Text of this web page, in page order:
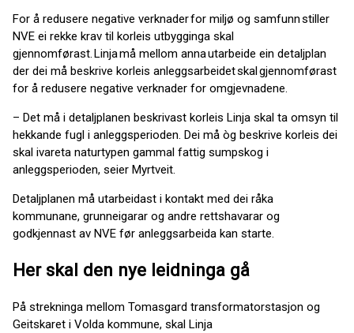
For å redusere negative verknader for miljø og samfunn stiller
NVE ei rekke krav til korleis utbygginga skal
gjennomførast. Linja må mellom anna utarbeide ein detaljplan
der dei må beskrive korleis anleggsarbeidet skal gjennomførast
for å redusere negative verknader for omgjevnadene.
– Det må i detaljplanen beskrivast korleis Linja skal ta omsyn til
hekkande fugl i anleggsperioden. Dei må òg beskrive korleis dei
skal ivareta naturtypen gammal fattig sumpskog i
anleggsperioden, seier Myrtveit.
Detaljplanen må utarbeidast i kontakt med dei råka
kommunane, grunneigarar og andre rettshavarar og
godkjennast av NVE før anleggsarbeida kan starte.
Her skal den nye leidninga gå
På strekninga mellom Tomasgard transformatorstasjon og
Geitskaret i Volda kommune, skal Linja